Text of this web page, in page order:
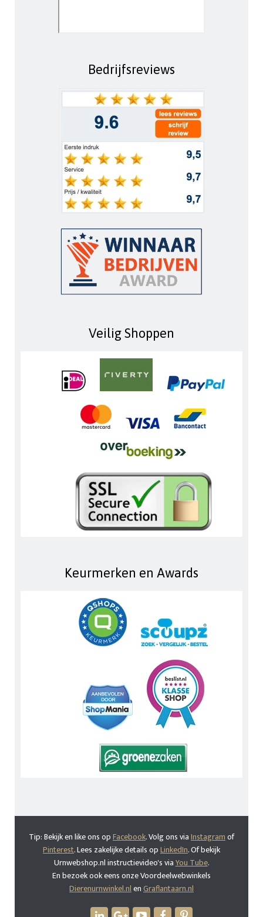
Bedrijfsreviews
Veilig Shoppen
Keurmerken en Awards
Tip: Bekijk en like ons opFacebook. Volg ons viaInstagramof
Pinterest. Lees zakelijke details opLinkedIn. Of bekijk
Urnwebshop.nl instructievideo's viaYou Tube.
En bezoek ook eens onze Voordeelwebwinkels
Dierenurnwinkel.nlenGraflantaarn.nl